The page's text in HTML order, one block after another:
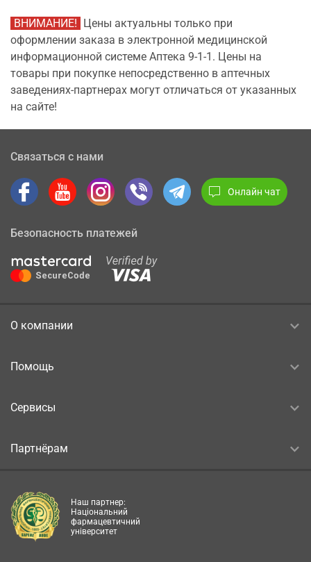
ВНИМАНИЕ! Цены актуальны только при
оформлении заказа в электронной медицинской
информационной системе Аптека 9-1-1. Цены на
товары при покупке непосредственно в аптечных
заведениях-партнерах могут отличаться от указанных
на сайте!
Связаться с нами
Онлайн чат
Безопасность платежей
О компании
Помощь
Сервисы
Партнёрам
Наш партнер:
Національний
фармацевтичний
університет